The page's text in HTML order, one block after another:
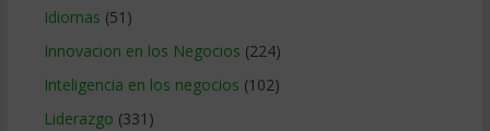
Idiomas (51)
Innovacion en los Negocios (224)
Inteligencia en los negocios (102)
Liderazgo (331)